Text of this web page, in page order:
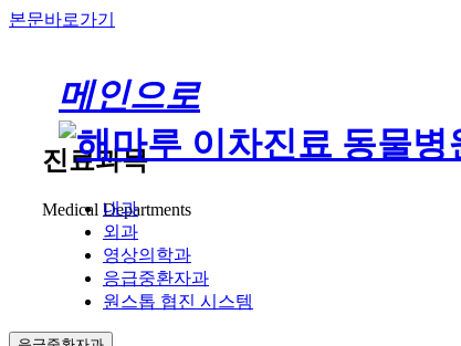
본문바로가기
메인으로
진료과목
Medical Departments
내과
외과
영상의학과
응급중환자과
원스톱 협진 시스템